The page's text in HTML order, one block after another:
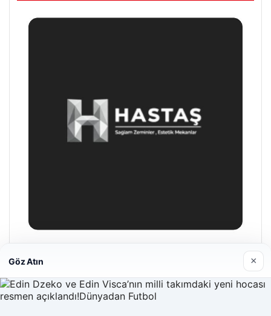
Prenses Night Club
Göz Atın ×